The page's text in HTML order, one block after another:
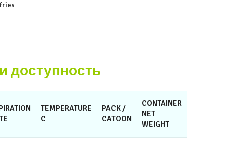
доступность
TEMPERATURE
C
PACK /
CATOON
CONTAINER
NET
WEIGHT